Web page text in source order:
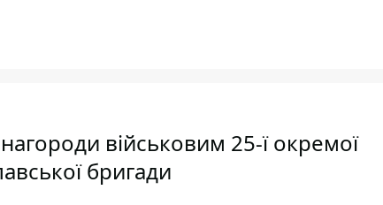
військовим 25-ї окремої
бригади